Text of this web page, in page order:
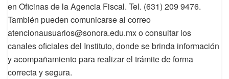
en Oficinas de la Agencia Fiscal. Tel. (631) 209 9476.
También pueden comunicarse al correo
atencionausuarios@sonora.edu.mx o consultar los
canales oficiales del Instituto, donde se brinda información
y acompañamiento para realizar el trámite de forma
correcta y segura.